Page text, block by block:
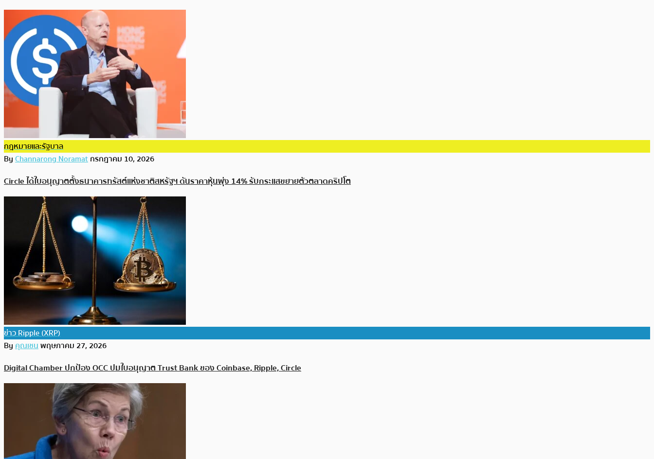
กฎหมายและรัฐบาล
ByChannarong Noramatกรกฎาคม 10, 2026
Circle ได้ใบอนุญาตตั้งธนาคารทรัสต์แห่งชาติสหรัฐฯ ดันราคาหุ้นพุ่ง 14% รับกระแสขยายตัวตลาดคริปโต
ข่าว Ripple (XRP)
Byคุณเชนพฤษภาคม 27, 2026
Digital Chamber ปกป้อง OCC ปมใบอนุญาต Trust Bank ของ Coinbase, Ripple, Circle